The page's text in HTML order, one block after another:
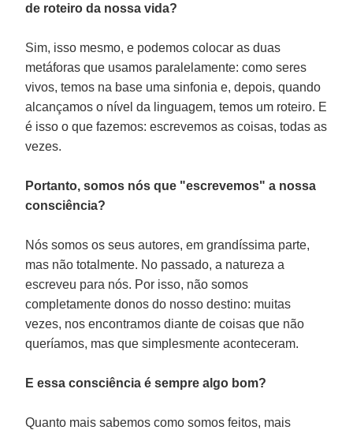
de roteiro da nossa vida?
Sim, isso mesmo, e podemos colocar as duas
metáforas que usamos paralelamente: como seres
vivos, temos na base uma sinfonia e, depois, quando
alcançamos o nível da linguagem, temos um roteiro. E
é isso o que fazemos: escrevemos as coisas, todas as
vezes.
Portanto, somos nós que "escrevemos" a nossa
consciência?
Nós somos os seus autores, em grandíssima parte,
mas não totalmente. No passado, a natureza a
escreveu para nós. Por isso, não somos
completamente donos do nosso destino: muitas
vezes, nos encontramos diante de coisas que não
queríamos, mas que simplesmente aconteceram.
E essa consciência é sempre algo bom?
Quanto mais sabemos como somos feitos, mais